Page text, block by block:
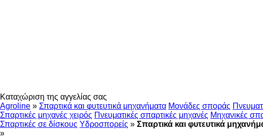
Καταχώριση της αγγελίας σας
Agroline » Σπαρτικά και φυτευτικά μηχανήματα Μονάδες σποράς
Σπαρτικές μηχανές χειρός Πνευματικές σπαρτικές μηχανές Μηχανικές
Σπαρτικές σε δίσκους Υδροσπορείς » Σπαρτικά και φυτευτικά
»